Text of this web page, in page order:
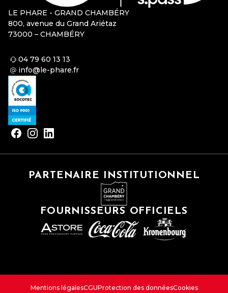
LE PHARE - GRAND CHAMBÉRY
800, avenue du Grand Ariétaz
73000 – CHAMBÉRY
04 79 60 13 13
info@le-phare.fr
PARTENAIRE INSTITUTIONNEL
FOURNISSEURS OFFICIELS
Mentions légalesCGUProtection des donnéesCookies